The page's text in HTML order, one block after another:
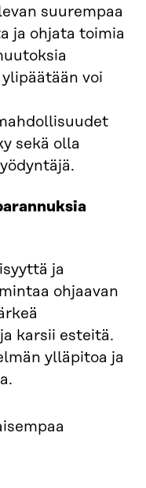
suurempaa
ja ohjata toimia
voi
sekä olla
ja
ohjaavan
karsii esteitä.
ylläpitoa ja